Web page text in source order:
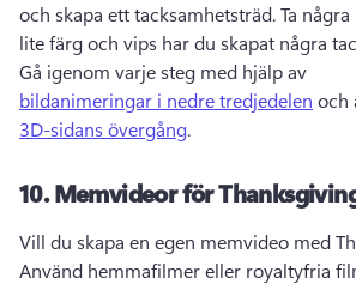
och skapa ett tacksamhetsträd. Ta
Gå igenom varje steg med hjälp av
bildanimeringar i nedre tredjedelen och
3D-sidans övergång.
10.Memvideor för
Använd hemmafilmer eller royaltyfria